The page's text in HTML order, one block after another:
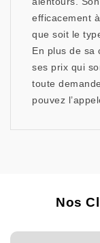
efficacement
que soit le
En plus de sa
ses prix qui
toute
pouvez
Nos